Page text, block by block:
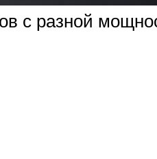
с разной